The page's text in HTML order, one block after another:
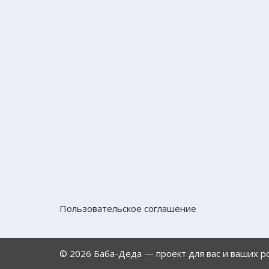
Пользовательское соглашение
© 2026 Баба-Деда — проект для вас и ваших